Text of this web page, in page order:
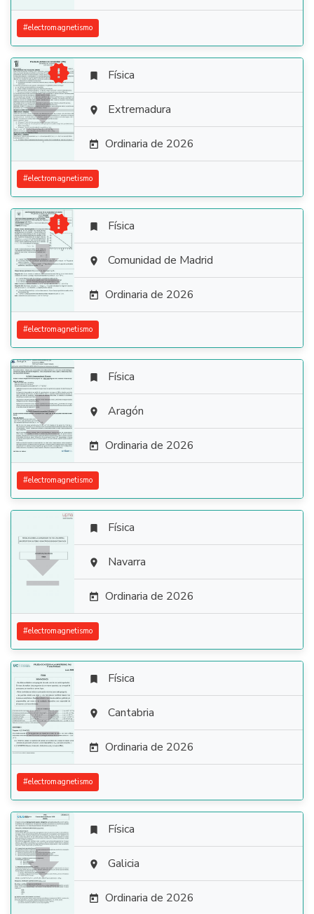
#electromagnetismo

  Física
 Extremadura
 Ordinaria de 2026
#electromagnetismo

  Física
 Comunidad de Madrid
 Ordinaria de 2026
#electromagnetismo

 Física
 Aragón
 Ordinaria de 2026
#electromagnetismo

 Física
 Navarra
 Ordinaria de 2026
#electromagnetismo

 Física
 Cantabria
 Ordinaria de 2026
#electromagnetismo

 Física
 Galicia
 Ordinaria de 2026